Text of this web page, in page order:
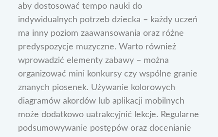
aby dostosować tempo nauki do
indywidualnych potrzeb dziecka – każdy uczeń
ma inny poziom zaawansowania oraz różne
predyspozycje muzyczne. Warto również
wprowadzić elementy zabawy – można
organizować mini konkursy czy wspólne granie
znanych piosenek. Używanie kolorowych
diagramów akordów lub aplikacji mobilnych
może dodatkowo uatrakcyjnić lekcje. Regularne
podsumowywanie postępów oraz docenianie